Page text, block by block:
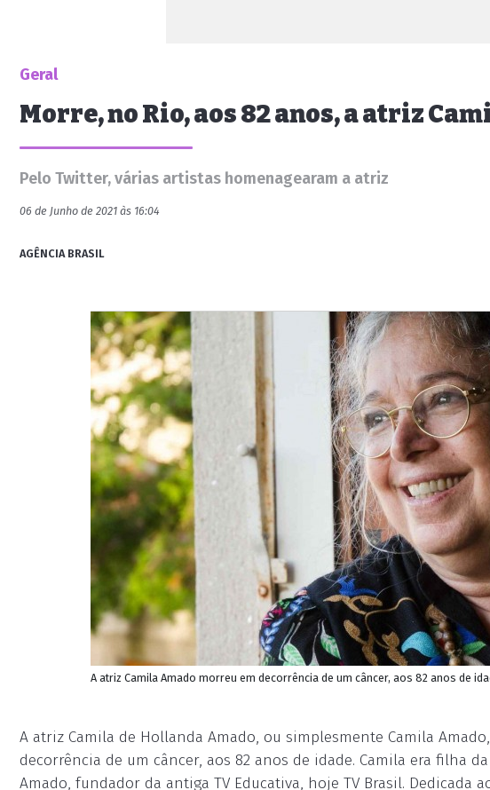
Geral
Morre, no Rio, aos 82 anos, a atriz
Pelo Twitter, várias artistas homenagearam a atriz
06 de Junho de 2021 às 16:04
AGÊNCIA BRASIL
A atriz Camila Amado morreu em decorrência de um câncer, aos 82 anos de
A atriz Camila de Hollanda Amado, ou simplesmente Camila
decorrência de um câncer, aos 82 anos de idade. Camila era filha
Amado, fundador da antiga TV Educativa, hoje TV Brasil. Dedicada